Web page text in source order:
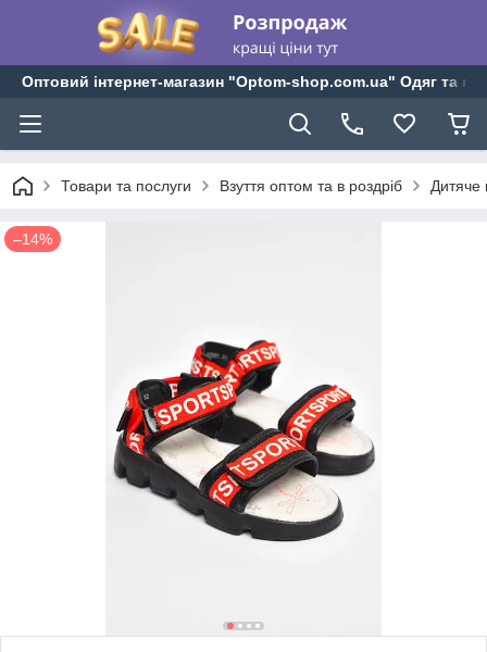
Оптовий інтернет-магазин "Optom-shop.com.ua" Одяг та
Товари та послуги Взуття оптом та в роздріб Дитяче
–14%